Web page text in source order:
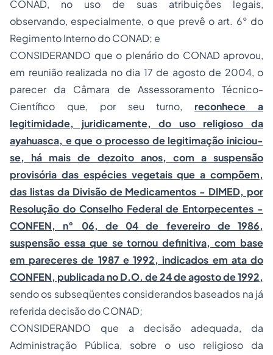
CONAD, no uso de suas atribuições legais,
observando, especialmente, o que prevê o art. 6° do
Regimento Interno do CONAD; e
CONSIDERANDO que o plenário do CONAD aprovou,
em reunião realizada no dia 17 de agosto de 2004, o
parecer da Câmara de Assessoramento Técnico-
Científico que, por seu turno, reconhece a
legitimidade, juridicamente, do uso religioso da
ayahuasca, e que o processode legitimação iniciou-
se, há mais de dezoito anos, com a suspensão
provisória das espécies vegetais que a compõem,
das listas da Divisão de Medicamentos - DIMED, por
Resolução do Conselho Federal de Entorpecentes -
CONFEN, n° 06, de 04 de fevereiro de 1986,
suspensão essa que se tornou definitiva, com base
em pareceres de 1987 e 1992, indicados em ata do
CONFEN, publicada no D.O. de 24 de agosto de 1992,
sendo os subseqüentes considerandos baseados na já
referida decisão do CONAD;
CONSIDERANDO que a decisão adequada, da
Administração Pública, sobre o uso religioso da